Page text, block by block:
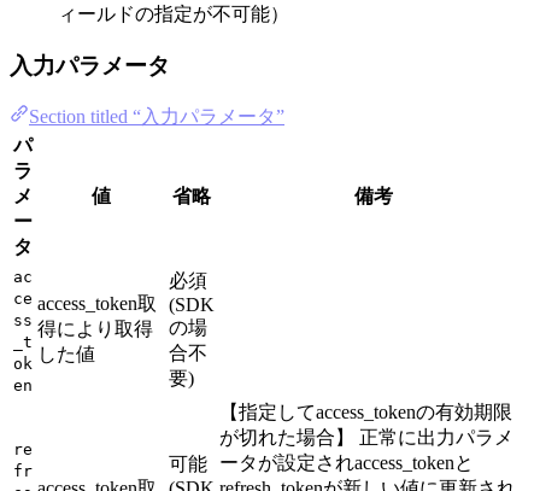
ィールドの指定が不可能）
入力パラメータ
Section titled “入力パラメータ”
パ
ラ
メ
ー
タ
値 省略 備考
ac
ce
ss
_t
ok
en
access_token取
得により取得
した値
必須
(SDK
の場
合不
要)
re
fr
可能
【指定してaccess_tokenの有効期限
が切れた場合】 正常に出力パラメ
ータが設定されaccess_tokenと